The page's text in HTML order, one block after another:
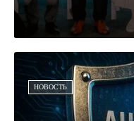
НОВОСТЬ